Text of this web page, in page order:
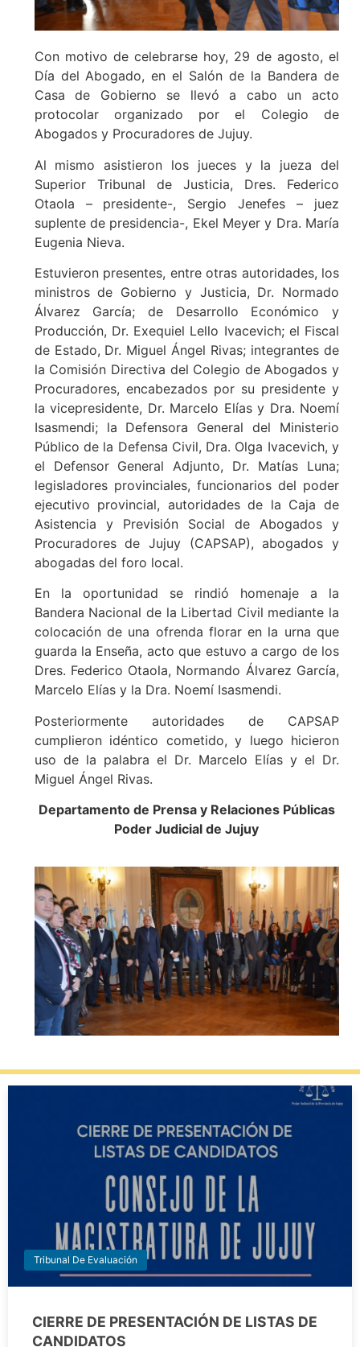
Con motivo de celebrarse hoy, 29 de agosto, el
Día del Abogado, en el Salón de la Bandera de
Casa de Gobierno se llevó a cabo un acto
protocolar organizado por el Colegio de
Abogados y Procuradores de Jujuy.
Al mismo asistieron los jueces y la jueza del
Superior Tribunal de Justicia, Dres. Federico
Otaola – presidente-, Sergio Jenefes – juez
suplente de presidencia-, Ekel Meyer y Dra. María
Eugenia Nieva.
Estuvieron presentes, entre otras autoridades, los
ministros de Gobierno y Justicia, Dr. Normado
Álvarez García; de Desarrollo Económico y
Producción, Dr. Exequiel Lello Ivacevich; el Fiscal
de Estado, Dr. Miguel Ángel Rivas; integrantes de
la Comisión Directiva del Colegio de Abogados y
Procuradores, encabezados por su presidente y
la vicepresidente, Dr. Marcelo Elías y Dra. Noemí
Isasmendi; la Defensora General del Ministerio
Público de la Defensa Civil, Dra. Olga Ivacevich, y
el Defensor General Adjunto, Dr. Matías Luna;
legisladores provinciales, funcionarios del poder
ejecutivo provincial, autoridades de la Caja de
Asistencia y Previsión Social de Abogados y
Procuradores de Jujuy (CAPSAP), abogados y
abogadas del foro local.
En la oportunidad se rindió homenaje a la
Bandera Nacional de la Libertad Civil mediante la
colocación de una ofrenda florar en la urna que
guarda la Enseña, acto que estuvo a cargo de los
Dres. Federico Otaola, Normando Álvarez García,
Marcelo Elías y la Dra. Noemí Isasmendi.
Posteriormente autoridades de CAPSAP
cumplieron idéntico cometido, y luego hicieron
uso de la palabra el Dr. Marcelo Elías y el Dr.
Miguel Ángel Rivas.
Departamento de Prensa y Relaciones Públicas
Poder Judicial de Jujuy
Tribunal De Evaluación
CIERRE DE PRESENTACIÓN DE LISTAS DE
CANDIDATOS